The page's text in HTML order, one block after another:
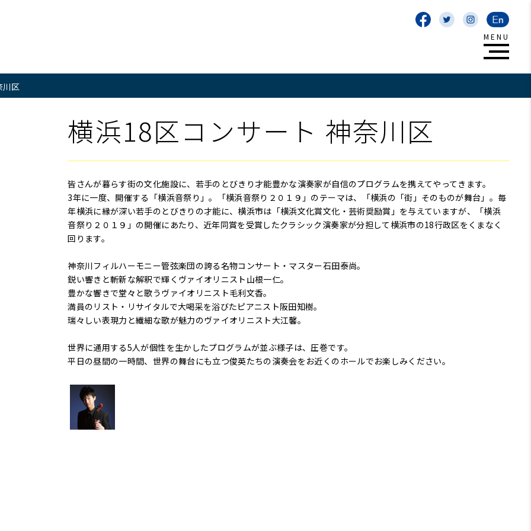
川区
横浜18区コンサート 神奈川区
皆さんが暮らす街の文化施設に、若手のとびきり才能豊かな演奏家が自信のプログラムを携えてやってきます。
3年に一度、開催する「横浜音祭り」。「横浜音祭り２０１９」のテーマは、「横浜の「街」そのものが舞台」。毎
年横浜に縁が深い若手のとびきりの才能に、横浜市は「横浜文化賞文化・芸術奨励賞」を与えていますが、「横浜
音祭り２０１９」の開催にあたり、近年同賞を受賞したクラシック演奏家が分担して横浜市の18行政区をくまなく
回ります。
神奈川フィルハーモニー管弦楽団の誇る名物コンサート・マスター石田泰尚。
鋭い響きと斬新な解釈で輝くヴァイオリニスト山根一仁。
豊かな響きで堂々と歌うヴァイオリニスト毛利文香。
満員のリスト・リサイタルで大喝采を浴びたピアニスト阪田知樹。
瑞々しい表現力と繊細な歌が魅力のヴァイオリニスト大江馨。
世界に通用する5人が個性を生かしたプログラムが並ぶ様子は、圧巻です。
平日の昼間の一時間、世界の舞台にも立つ俊英たちの演奏会をお近くのホールでお楽しみください。